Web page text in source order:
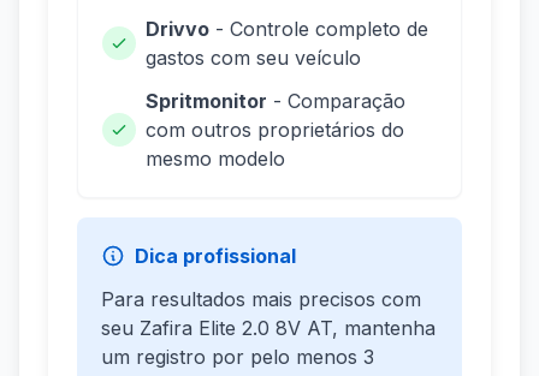
Drivvo - Controle completo de
gastos com seu veículo
Spritmonitor - Comparação
com outros proprietários do
mesmo modelo
Dica profissional
Para resultados mais precisos com
seu Zafira Elite 2.0 8V AT, mantenha
um registro por pelo menos 3